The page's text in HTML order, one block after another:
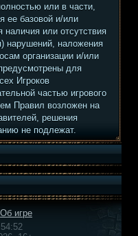
или в части,
ее базовой и/или
или отсутствия
нарушений, наложения
организации и/или
для
Игроков
частью игрового
Правил возложен на
решения
не подлежат.
Об игре